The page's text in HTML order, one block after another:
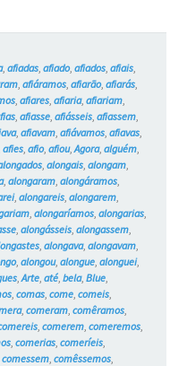
, afiadas, afiado, afiados, afiais,
, afiáramos, afiarão, afiarás,
, afiares, afiaria, afiariam,
, afiasse, afiásseis, afiassem,
, afiavam, afiávamos, afiavas,
afies, afio, afiou, Agora, alguém,
, alongais, alongam,
, alongaram, alongáramos,
, alongareis, alongarem,
, alongaríamos, alongarias,
, alongásseis, alongassem,
, alongava, alongavam,
, alongou, alongue, alonguei,
, Arte, até, bela, Blue,
, comas, come, comeis,
, comeram, comêramos,
, comerem, comeremos,
, comerias, comeríeis,
comessem, comêssemos,